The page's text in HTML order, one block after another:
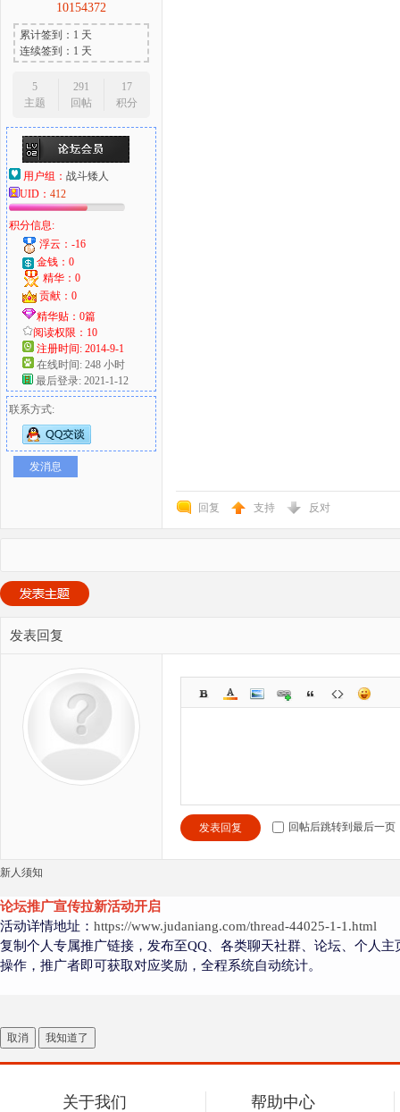
10154372
累计签到：1 天
连续签到：1 天
5
主题
291
回帖
17
积分
用户组： 战斗矮人
UID： 412
积分信息:
浮云：-16
金钱：0
精华：0
贡献：0
精华贴：0篇
阅读权限：10
注册时间: 2014-9-1
在线时间: 248 小时
最后登录: 2021-1-12
联系方式:
发消息
回复 支持 反对
发表回复
发表回复 回帖后跳转到最后一页
新人须知
论坛推广宣传拉新活动开启
活动详情地址： https://www.judaniang.com/thread-44025-1-1.html
复制个人专属推广链接，发布至QQ、各类聊天社群、论坛、个人
操作，推广者即可获取对应奖励，全程系统自动统计。
取消 我知道了
关于我们 帮助中心